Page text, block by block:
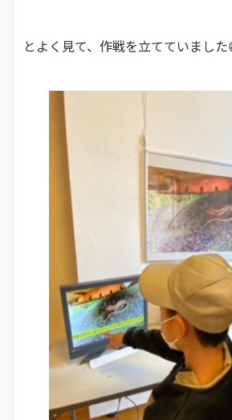
とよく見て、作戦を立てていました